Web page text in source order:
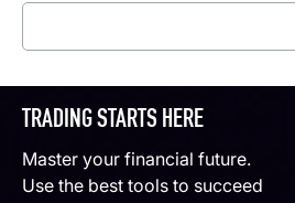
TRADING STARTS HERE
Master your financial future.
Use the best tools to succeed